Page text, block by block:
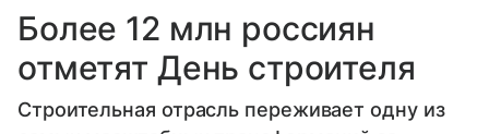
Более 12 млн россиян
отметят День строителя
Строительная отрасль переживает одну из